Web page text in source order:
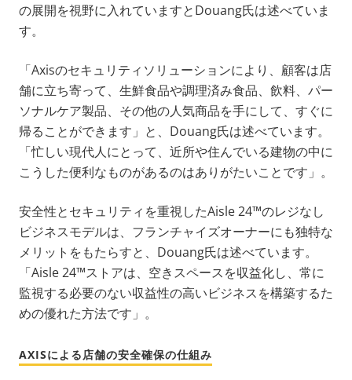
の展開を視野に入れていますとDouang氏は述べていま
す。
「Axisのセキュリティソリューションにより、顧客は店
舗に立ち寄って、生鮮食品や調理済み食品、飲料、パー
ソナルケア製品、その他の人気商品を手にして、すぐに
帰ることができます」と、Douang氏は述べています。
「忙しい現代人にとって、近所や住んでいる建物の中に
こうした便利なものがあるのはありがたいことです」。
安全性とセキュリティを重視したAisle 24™のレジなし
ビジネスモデルは、フランチャイズオーナーにも独特な
メリットをもたらすと、Douang氏は述べています。
「Aisle 24™ストアは、空きスペースを収益化し、常に
監視する必要のない収益性の高いビジネスを構築するた
めの優れた方法です」。
AXISによる店舗の安全確保の仕組み